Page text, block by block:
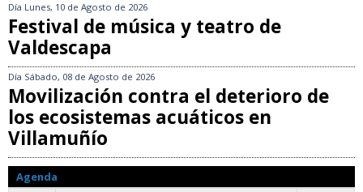
Día Lunes, 10 de Agosto de 2026
Festival de música y teatro de
Valdescapa
Día Sábado, 08 de Agosto de 2026
Movilización contra el deterioro de
los ecosistemas acuáticos en
Villamuñío
Agenda